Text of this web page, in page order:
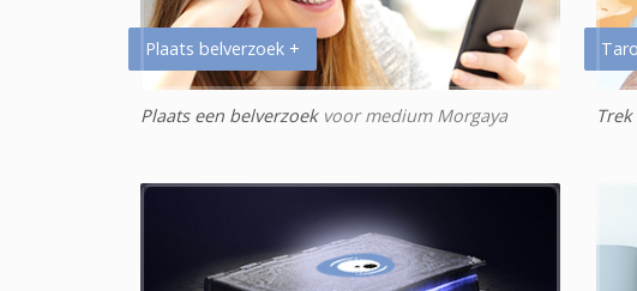
Plaats belverzoek +
Plaats een belverzoekvoor medium Morgaya